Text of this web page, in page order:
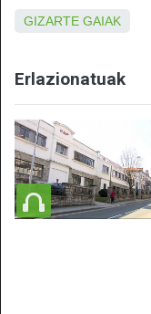
GIZARTE GAIAK
Erlazionatuak